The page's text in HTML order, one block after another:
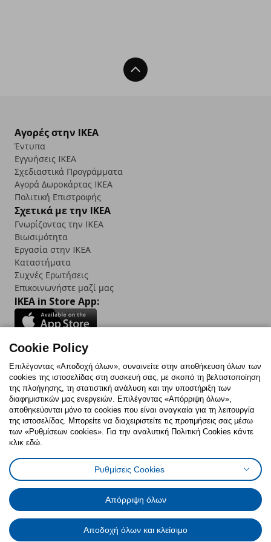
Back To Top
Αγορές στην IKEA
Έντυπα
Εγγυήσεις IKEA
Σχεδιαστικά Προγράμματα
Αγορά Δωρoκάρτας IKEA
Πολιτική Επιστροφής
Σχετικά με την IKEA
Γνωρίζοντας την IKEA
Βιωσιμότητα
Εργασία στην IKEA
Καταστήματα
Συχνές Ερωτήσεις
Επικοινωνήστε μαζί μας
IKEA in Store App:
Follow us:
FacebookInstagram
TikTokYoutubePinterestTwitter
Πολιτική CookiesΔήλωση ψηφιακής προσβασιμότητας
Ρυθμίσεις cookiesΌροι Χρήσης
Γενική Πολιτική Προσωπικών Δεδομένων
Πολιτική Προσωπικών Δεδομένων για ΙΚΕΑ.gr
Κώδικας Καταναλωτικής Δεοντολογίας
Cookie Policy
Επιλέγοντας «Αποδοχή όλων», συναινείτε στην αποθήκευση όλων των
cookies της ιστοσελίδας στη συσκευή σας, με σκοπό τη βελτιστοποίηση
της πλοήγησης, τη στατιστική ανάλυση και την υποστήριξη των
διαφημιστικών μας ενεργειών. Επιλέγοντας «Απόρριψη όλων»,
αποθηκεύονται μόνο τα cookies που είναι αναγκαία για τη λειτουργία
της ιστοσελίδας. Μπορείτε να διαχειριστείτε τις προτιμήσεις σας μέσω
των «Ρυθμίσεων cookies». Για την αναλυτική Πολιτική Cookies κάντε
κλικ εδώ.
Ρυθμίσεις Cookies
Απόρριψη όλων
Αποδοχή όλων και κλείσιμο